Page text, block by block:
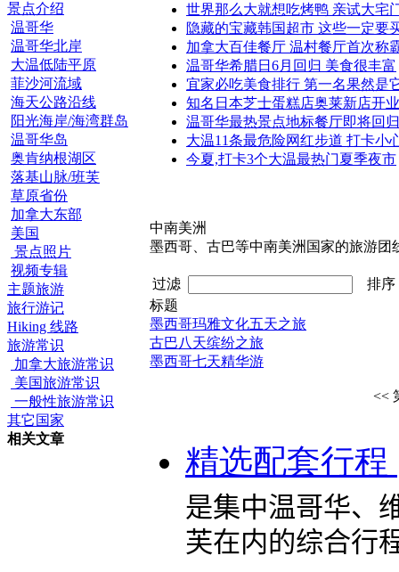
景点介绍
温哥华
温哥华北岸
大温低陆平原
菲沙河流域
海天公路沿线
阳光海岸/海湾群岛
温哥华岛
奥肯纳根湖区
落基山脉/班芙
草原省份
加拿大东部
美国
景点照片
视频专辑
主题旅游
旅行游记
Hiking 线路
旅游常识
加拿大旅游常识
美国旅游常识
一般性旅游常识
其它国家
相关文章
世界那么大就想吃烤鸭 亲试大宅
隐藏的宝藏韩国超市 这些一定要
加拿大百佳餐厅 温村餐厅首次称
温哥华希腊日6月回归 美食很丰富
宜家必吃美食排行 第一名果然是
知名日本芝士蛋糕店奥莱新店开业
温哥华最热景点地标餐厅即将回归
大温11条最危险网红步道 打卡小
今夏,打卡3个大温最热门夏季夜市
中南美洲
墨西哥、古巴等中南美洲国家的旅游团
过滤
排
标题
墨西哥玛雅文化五天之旅
古巴八天缤纷之旅
墨西哥七天精华游
<<
精选配套行程
是集中温哥华、
芙在内的综合行